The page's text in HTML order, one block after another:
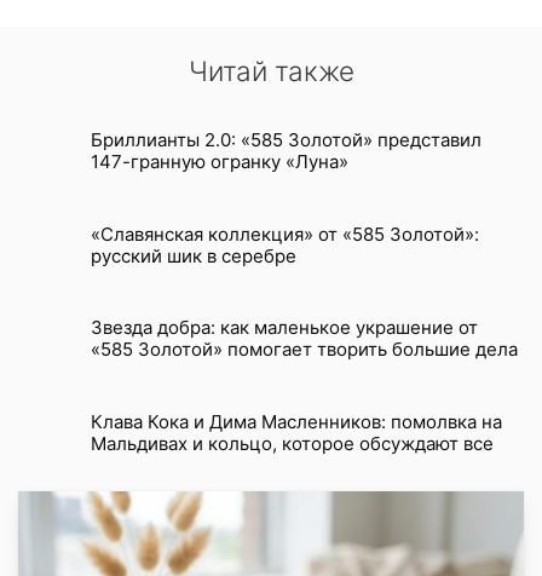
Читай также
Бриллианты 2.0: «585 Золотой» представил
147-гранную огранку «Луна»
«Славянская коллекция» от «585 Золотой»:
русский шик в серебре
Звезда добра: как маленькое украшение от
«585 Золотой» помогает творить большие дела
Клава Кока и Дима Масленников: помолвка на
Мальдивах и кольцо, которое обсуждают все